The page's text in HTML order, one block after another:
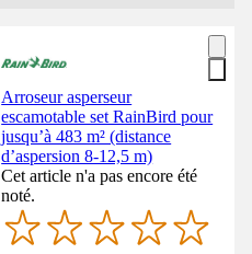
Arroseur asperseur
escamotable set RainBird pour
jusqu’à 483 m² (distance
d’aspersion 8-12,5 m)
Cet article n'a pas encore été
noté.